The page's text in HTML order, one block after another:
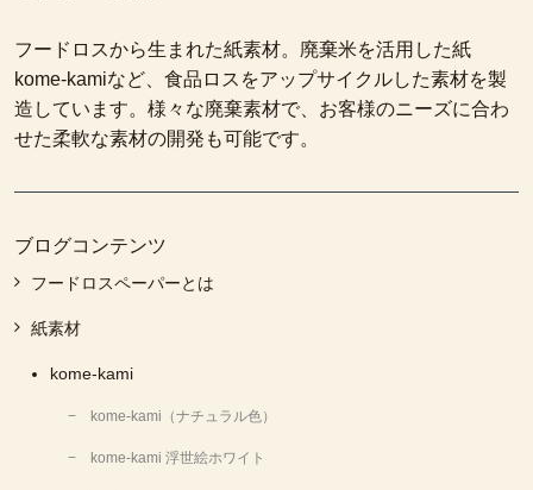
フードロスから生まれた紙素材。廃棄米を活用した紙
kome-kamiなど、食品ロスをアップサイクルした素材を製
造しています。様々な廃棄素材で、お客様のニーズに合わ
せた柔軟な素材の開発も可能です。
ブログコンテンツ
フードロスペーパーとは
紙素材
kome-kami
kome-kami（ナチュラル色）
kome-kami 浮世絵ホワイト